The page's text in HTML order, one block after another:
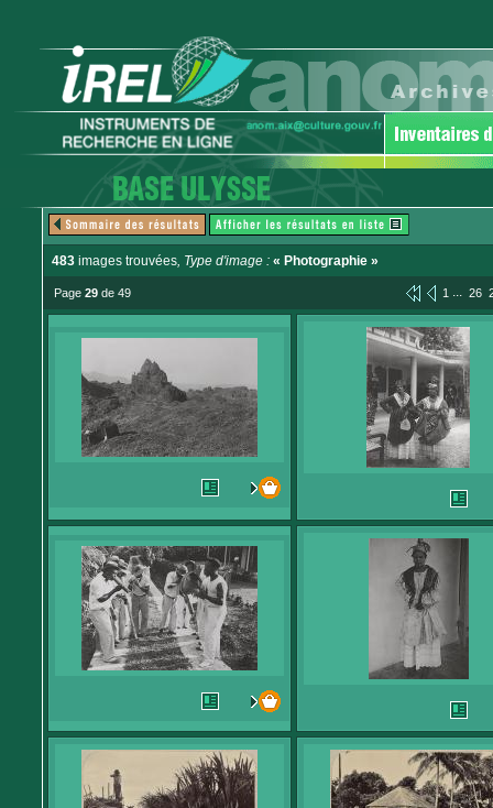
483 images trouvées, Type d'image : « Photographie »
Page 29 de 49 1 ... 26